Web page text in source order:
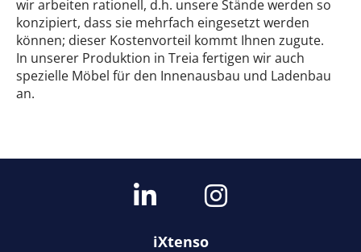
wir arbeiten rationell, d.h. unsere Stände werden so
konzipiert, dass sie mehrfach eingesetzt werden
können; dieser Kostenvorteil kommt Ihnen zugute.
In unserer Produktion in Treia fertigen wir auch
spezielle Möbel für den Innenausbau und Ladenbau
an.
iXtenso